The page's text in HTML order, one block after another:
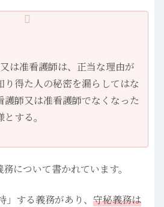
は准看護師は、正当な理由が
り得た人の秘密を漏らしてはな
護師又は准看護師でなくなった
する。
について書かれています。
する義務があり、 守秘義務は